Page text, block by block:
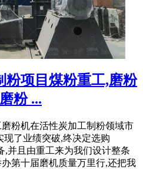
粉项目煤粉重工,磨粉
粉 ...
粉机在活性炭加工制粉领域市
现了业绩突破,终决定选购
,并且由重工来为我们设计整条
第十届磨机质量万里行,还把我